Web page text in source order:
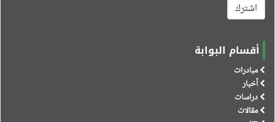
اشترك
أقسام البوابة
مبادرات
أخبار
دراسات
مقالات